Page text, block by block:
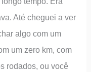
Até cheguei a ver
algo com um
um zero km, com
rodados, ou você